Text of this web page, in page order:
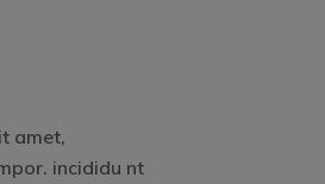
amet,
incididu nt